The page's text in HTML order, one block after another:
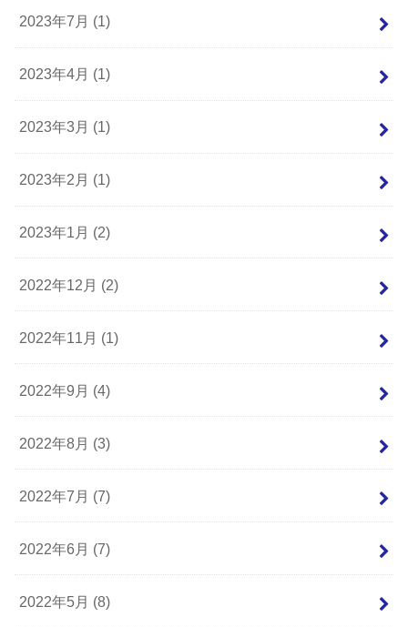
2023年7月 (1)
2023年4月 (1)
2023年3月 (1)
2023年2月 (1)
2023年1月 (2)
2022年12月 (2)
2022年11月 (1)
2022年9月 (4)
2022年8月 (3)
2022年7月 (7)
2022年6月 (7)
2022年5月 (8)